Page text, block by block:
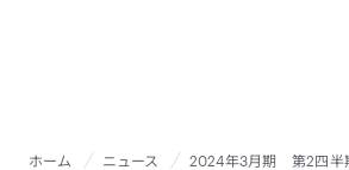
ホーム ニュース 2024年3月期 第2四半